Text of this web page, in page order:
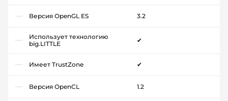
Версия OpenGL ES 3.2
Использует технологию
big.LITTLE
✔
Имеет TrustZone ✔
Версия OpenCL 1.2